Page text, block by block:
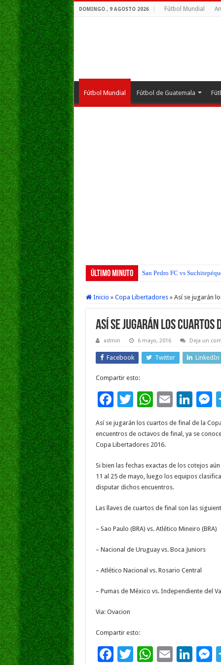
DOMINGO , 9 AGOSTO 2026 Fútbol Mundial
Fútbol Mundial Fútbol de Guatemala
Último Minuto San Pedro FC vs
Inicio » Copa Libertadores » Así se jugarán
Así se jugarán los cuartos
admin 6 mayo, 2016 Deja un
Facebook Twitter LinkedIn
Compartir esto:
F
ac
e
b
o
o
k
T
wi
tt
er
W
at
sA
p
p
E
m
ai
Li
n
k
dI
n
g
Así se jugarán los cuartos de final de la
encuentros de octavos de final, ya se
Copa Libertadores 2016.
Si bien las fechas exactas de los cotejos
11 al 25 de mayo, luego los equipos
disputar dichos encuentros.
Las llaves de cuartos de final son las
– Sao Paulo (BRA) vs. Atlético Mineiro (BRA)
– Nacional de Uruguay vs. Boca Juniors
– Atlético Nacional vs. Rosario Central
– Pumas de México vs. Independiente del
Via: Ovacion
Compartir esto:
F
T W E
Li